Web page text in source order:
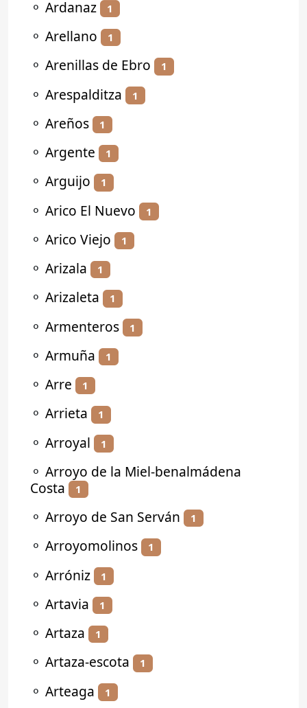
⚬ Ardanaz 1
⚬ Arellano 1
⚬ Arenillas de Ebro 1
⚬ Arespalditza 1
⚬ Areños 1
⚬ Argente 1
⚬ Arguijo 1
⚬ Arico El Nuevo 1
⚬ Arico Viejo 1
⚬ Arizala 1
⚬ Arizaleta 1
⚬ Armenteros 1
⚬ Armuña 1
⚬ Arre 1
⚬ Arrieta 1
⚬ Arroyal 1
⚬ Arroyo de la Miel-benalmádena
Costa
1
⚬ Arroyo de San Serván 1
⚬ Arroyomolinos 1
⚬ Arróniz 1
⚬ Artavia 1
⚬ Artaza 1
⚬ Artaza-escota 1
⚬ Arteaga 1